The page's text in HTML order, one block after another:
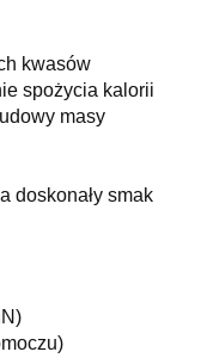
kwasów
spożycia kalorii
masy
doskonały smak